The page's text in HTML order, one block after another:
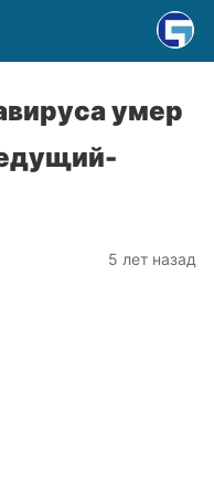
умер
5 лет назад